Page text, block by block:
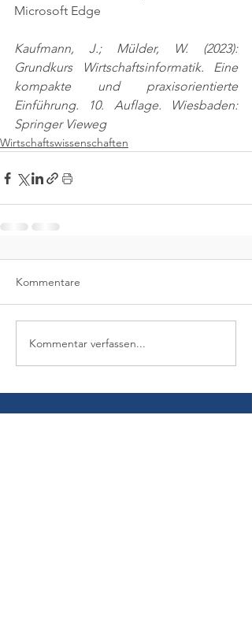
Microsoft Edge
Kaufmann, J.; Mülder, W. (2023):
Grundkurs Wirtschaftsinformatik. Eine
kompakte und praxisorientierte
Einführung. 10. Auflage. Wiesbaden:
Springer Vieweg
Wirtschaftswissenschaften
Kommentare
Kommentar verfassen...